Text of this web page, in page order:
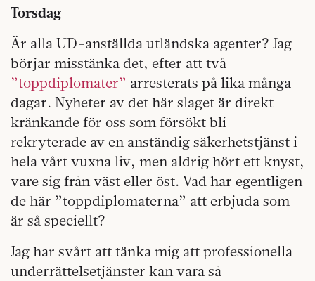
Torsdag
Är alla UD-anställda utländska agenter? Jag
börjar misstänka det, efter att två
”toppdiplomater” arresterats på lika många
dagar. Nyheter av det här slaget är direkt
kränkande för oss som försökt bli
rekryterade av en anständig säkerhetstjänst i
hela vårt vuxna liv, men aldrig hört ett knyst,
vare sig från väst eller öst. Vad har egentligen
de här ”toppdiplomaterna” att erbjuda som
är så speciellt?
Jag har svårt att tänka mig att professionella
underrättelsetjänster kan vara så